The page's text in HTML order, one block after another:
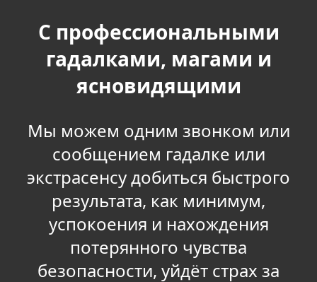
С профессиональными
гадалками, магами и
ясновидящими
Мы можем одним звонком или
сообщением гадалке или
экстрасенсу добиться быстрого
результата, как минимум,
успокоения и нахождения
потерянного чувства
безопасности, уйдёт страх за